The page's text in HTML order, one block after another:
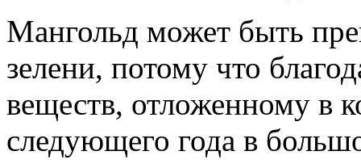
Мангольд может быть
зелени, потому что
веществ, отложенному в
следующего года в